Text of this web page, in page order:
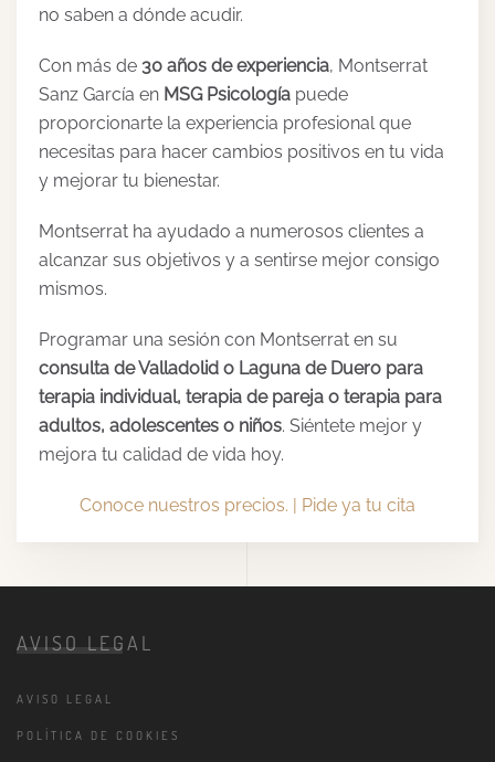
no saben a dónde acudir.
Con más de 30 años de experiencia, Montserrat
Sanz García en MSG Psicología puede
proporcionarte la experiencia profesional que
necesitas para hacer cambios positivos en tu vida
y mejorar tu bienestar.
Montserrat ha ayudado a numerosos clientes a
alcanzar sus objetivos y a sentirse mejor consigo
mismos.
Programar una sesión con Montserrat en su
consulta de Valladolid o Laguna de Duero para
terapia individual, terapia de pareja o terapia para
adultos, adolescentes o niños. Siéntete mejor y
mejora tu calidad de vida hoy.
Conoce nuestros precios. | Pide ya tu cita
AVISO LEGAL
AVISO LEGAL
POLÍTICA DE COOKIES